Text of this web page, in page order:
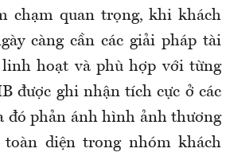
chạm quan trọng, khi khách
càng cần các giải pháp tài
hoạt và phù hợp với từng
được ghi nhận tích cực ở các
đó phản ánh hình ảnh thương
diện trong nhóm khách